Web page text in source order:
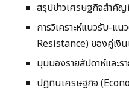
สรุปข่าวเศรษฐกิจสำคั
การวิเคราะห์แนวรับ-แ
Resistance) ของคู่เงิ
มุมมองรายสัปดาห์และร
ปฏิทินเศรษฐกิจ